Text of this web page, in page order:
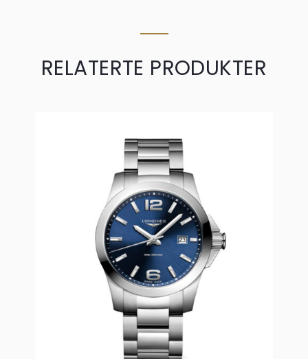
RELATERTE PRODUKTER